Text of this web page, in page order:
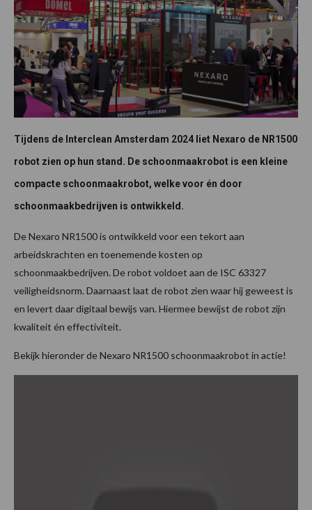
Tijdens de Interclean Amsterdam 2024 liet Nexaro de NR1500
robot zien op hun stand. De schoonmaakrobot is een kleine
compacte schoonmaakrobot, welke voor én door
schoonmaakbedrijven is ontwikkeld.
De Nexaro NR1500 is ontwikkeld voor een tekort aan
arbeidskrachten en toenemende kosten op
schoonmaakbedrijven. De robot voldoet aan de ISC 63327
veiligheidsnorm. Daarnaast laat de robot zien waar hij geweest is
en levert daar digitaal bewijs van. Hiermee bewijst de robot zijn
kwaliteit én effectiviteit.
Bekijk hieronder de Nexaro NR1500 schoonmaakrobot in actie!